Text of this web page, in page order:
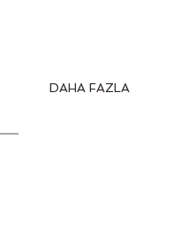
DAHA FAZLA